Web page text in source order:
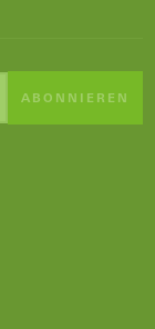
ABONNIEREN